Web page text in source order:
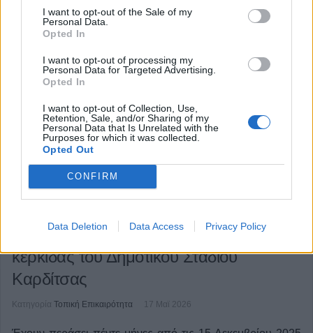
I want to opt-out of the Sale of my
Personal Data.
Opted In
I want to opt-out of processing my
Personal Data for Targeted Advertising.
Opted In
I want to opt-out of Collection, Use,
Retention, Sale, and/or Sharing of my
Personal Data that Is Unrelated with the
Purposes for which it was collected.
Opted Out
CONFIRM
Data Deletion Data Access Privacy Policy
Καμία εξέλιξη στο θέμα της ανατολικής
κερκίδας του Δημοτικού Σταδίου
Καρδίτσας
Κατηγορία Τοπική Επικαιρότητα 17 Μαϊ 2026